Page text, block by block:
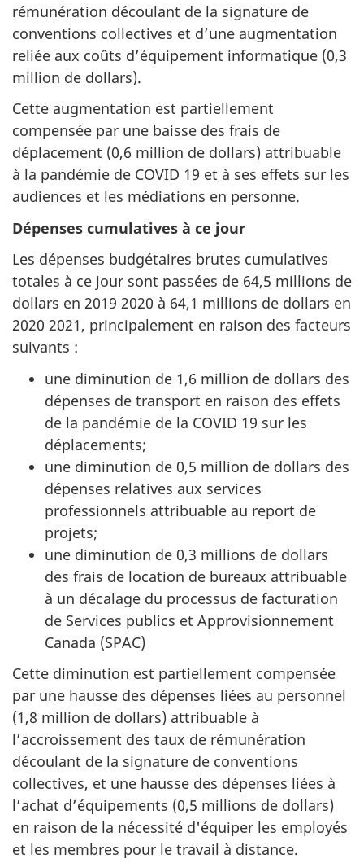
rémunération découlant de la signature de
conventions collectives et d’une augmentation
reliée aux coûts d’équipement informatique (0,3
million de dollars).
Cette augmentation est partiellement
compensée par une baisse des frais de
déplacement (0,6 million de dollars) attribuable
à la pandémie de COVID 19 et à ses effets sur les
audiences et les médiations en personne.
Dépenses cumulatives à ce jour
Les dépenses budgétaires brutes cumulatives
totales à ce jour sont passées de 64,5 millions de
dollars en 2019 2020 à 64,1 millions de dollars en
2020 2021, principalement en raison des facteurs
suivants :
une diminution de 1,6 million de dollars des
dépenses de transport en raison des effets
de la pandémie de la COVID 19 sur les
déplacements;
une diminution de 0,5 million de dollars des
dépenses relatives aux services
professionnels attribuable au report de
projets;
une diminution de 0,3 millions de dollars
des frais de location de bureaux attribuable
à un décalage du processus de facturation
de Services publics et Approvisionnement
Canada (SPAC)
Cette diminution est partiellement compensée
par une hausse des dépenses liées au personnel
(1,8 million de dollars) attribuable à
l’accroissement des taux de rémunération
découlant de la signature de conventions
collectives, et une hausse des dépenses liées à
l’achat d’équipements (0,5 millions de dollars)
en raison de la nécessité d'équiper les employés
et les membres pour le travail à distance.